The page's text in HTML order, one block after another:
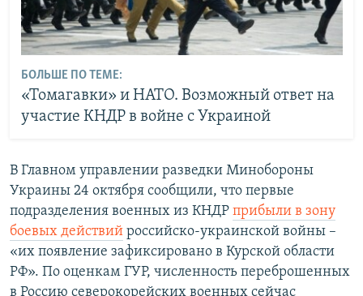
БОЛЬШЕ ПО ТЕМЕ:
«Томагавки» и НАТО. Возможный ответ на
участие КНДР в войне с Украиной
В Главном управлении разведки Минобороны
Украины 24 октября сообщили, что первые
подразделения военных из КНДР прибыли в зону
боевых действий российско-украинской войны –
«их появление зафиксировано в Курской области
РФ». По оценкам ГУР, численность переброшенных
в Россию северокорейских военных сейчас